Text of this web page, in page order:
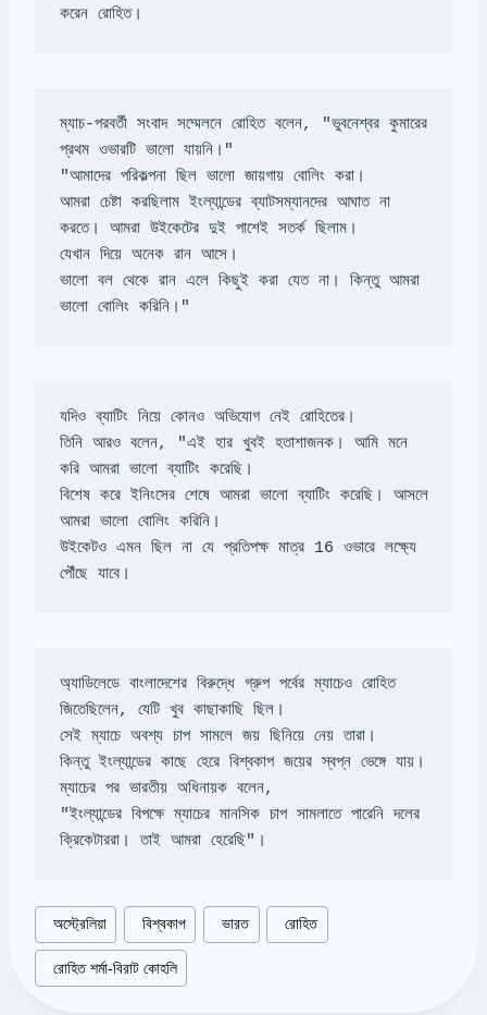
করেন রোহিত।
ম্যাচ-পরবর্তী সংবাদ সম্মেলনে রোহিত বলেন, "ভুবনেশ্বর কুমারের
"আমাদের পরিকল্পনা ছিল ভালো জায়গায় বোলিং করা।
আমরা চেষ্টা করছিলাম ইংল্যান্ডের ব্যাটসম্যানদের আঘাত না
ভালো বল থেকে রান এলে কিছুই করা যেত না। কিন্তু আমরা
ভালো বোলিং করিনি।"
তিনি আরও বলেন, "এই হার খুবই হতাশাজনক। আমি মনে
বিশেষ করে ইনিংসের শেষে আমরা ভালো ব্যাটিং করেছি। আসলে
উইকেটও এমন ছিল না যে প্রতিপক্ষ মাত্র 16 ওভারে লক্ষ্যে
পৌঁছে যাবে।
অ্যাডিলেডে বাংলাদেশের বিরুদ্ধে গ্রুপ পর্বের ম্যাচেও রোহিত
ম্যাচের পর ভারতীয় অধিনায়ক বলেন,
"ইংল্যান্ডের বিপক্ষে ম্যাচের মানসিক চাপ সামলাতে পারেনি দলের
ক্রিকেটাররা। তাই আমরা হেরেছি"।
Post
Tags:
#অস্ট্রেলিয়া #বিশ্বকাপ #ভারত #রোহিত
#রোহিত শর্মা-বিরাট কোহলি